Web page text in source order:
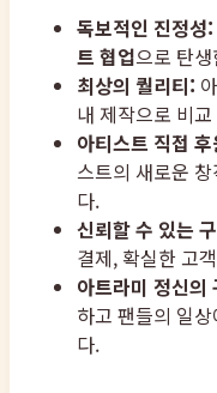
독보적인 진정성:
트 협업으로 탄
최상의 퀄리티:
내 제작으로 비
아티스트 직접
스트의 새로운
다.
신뢰할 수 있는
결제, 확실한 고
아트라미 정신의
하고 팬들의 일
다.